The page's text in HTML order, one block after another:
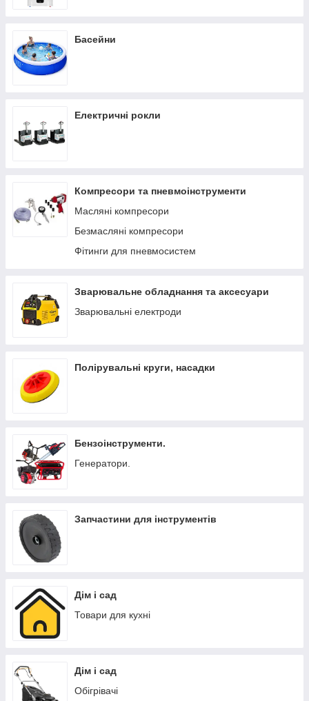
Басейни
Електричні рокли
Компресори та пневмоінструменти
Масляні компресори
Безмасляні компресори
Фітинги для пневмосистем
Зварювальне обладнання та аксесуари
Зварювальні електроди
Полірувальні круги, насадки
Бензоінструменти.
Генератори.
Запчастини для інструментів
Дім і сад
Товари для кухні
Дім і сад
Обігрівачі